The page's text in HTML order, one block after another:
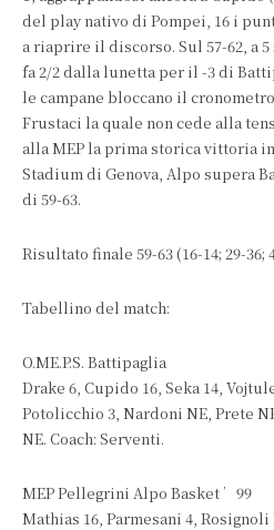
del play nativo di Pompei, 16 i
a riaprire il discorso. Sul 57-62, a
fa 2/2 dalla lunetta per il -3 di
le campane bloccano il
Frustaci la quale non cede alla
alla MEP la prima storica vittoria
Stadium di Genova, Alpo supera
di 59-63.
Risultato finale 59-63 (16-14; 29-36;
Tabellino del match:
O.ME.P.S. Battipaglia
Drake 6, Cupido 16, Seka 14,
Potolicchio 3, Nardoni NE, Prete
NE. Coach: Serventi.
MEP Pellegrini Alpo Basket ’99
Mathias 16, Parmesani 4,